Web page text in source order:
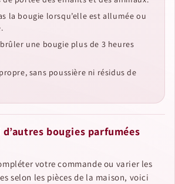
la bougie lorsqu’elle est allumée ou
une bougie plus de 3 heures
sans poussière ni résidus de
d’autres bougies parfumées
votre commande ou varier les
selon les pièces de la maison, voici